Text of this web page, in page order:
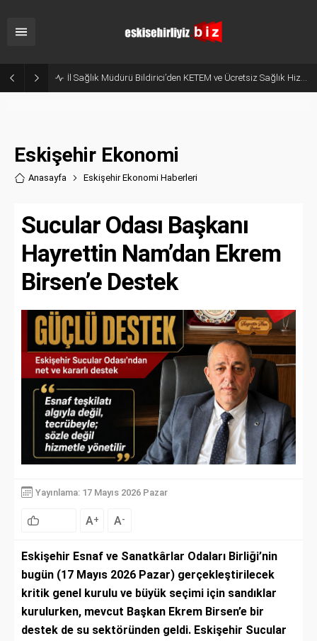
İl Sağlık Müdürü Bildirici’den KETEM ve Ücretsiz Sağlık Hizmetleri Çağrısı!
Eskişehir Ekonomi
Anasayfa Eskişehir Ekonomi Haberleri
Sucular Odası Başkanı
Hayrettin Nam’dan Ekrem
Birsen’e Destek
Yayınlama: 17 Mayıs 2026 Pazar
A+ A-
Eskişehir Esnaf ve Sanatkârlar Odaları Birliği’nin
bugün (17 Mayıs 2026 Pazar) gerçekleştirilecek
kritik genel kurulu ve büyük seçimi için sandıklar
kurulurken, mevcut Başkan Ekrem Birsen’e bir
destek de su sektöründen geldi. Eskişehir Sucular